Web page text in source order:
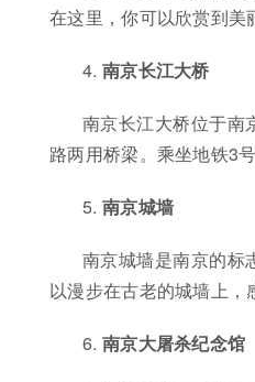
在这里，你可以欣赏到美
4. 南京长江大桥
南京长江大桥位于南
路两用桥梁。乘坐地铁3
5. 南京城墙
南京城墙是南京的标
以漫步在古老的城墙上，
6. 南京大屠杀纪念馆